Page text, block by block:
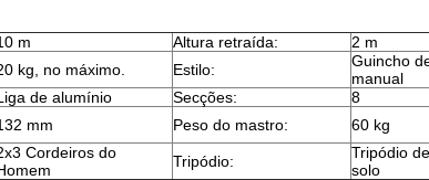
m Altura retraída:
2 m
kg, no máximo. Estilo:
Guincho
manual
de alumínio Secções:
8
mm Peso do mastro: 60 kg
Cordeiros do
Tripódio:
Tripódio
solo